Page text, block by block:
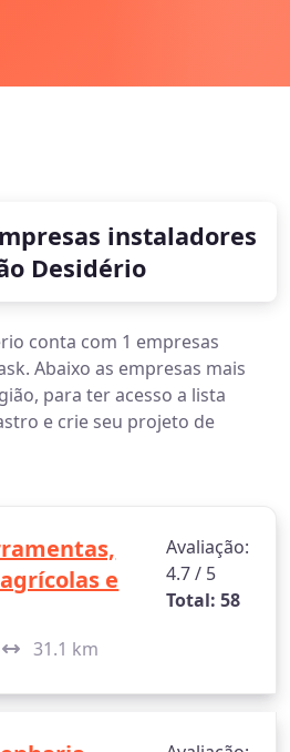
instaladores
Desidério
conta com 1 empresas
Abaixo as empresas mais
para ter acesso a lista
e crie seu projeto de
e
31.1 km
Avaliação:
4.7 / 5
Total: 58